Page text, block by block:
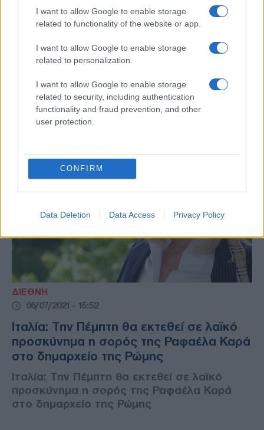
I want to allow Google to enable storage
related to functionality of the website or app.
I want to allow Google to enable storage
related to personalization.
I want to allow Google to enable storage
related to security, including authentication
functionality and fraud prevention, and other
user protection.
CONFIRM
Data Deletion Data Access Privacy Policy
ΕΛΛΑΔΑ
04/09/2021 - 15:16
Από τη Δευτέρα (6/9) σε λαϊκό
προσκύνημα η σορός του Μίκη
Από τη Δευτέρα (6/9) σε λαϊκό προσκύνημα
η σορός του Μίκη Θεοδωράκη
ΔΙΕΘΝΗ
06/07/2021 - 15:52
Ιταλία: Την Πέμπτη θα εκτεθεί σε λαϊκό
προσκύνημα η σορός της Ραφαέλα Καρά
στο δημαρχείο της Ρώμης
Ιταλία: Την Πέμπτη θα εκτεθεί σε λαϊκό
προσκύνημα η σορός της Ραφαέλα Καρά
στο δημαρχείο της Ρώμης